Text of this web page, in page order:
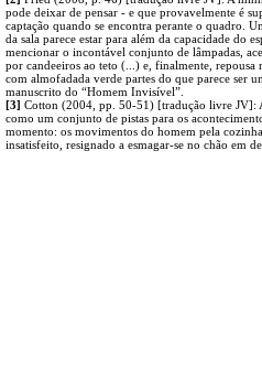
pode deixar de pensar - e que provavelmente é
captação quando se encontra perante o quadro.
da sala parece estar para além da capacidade do
mencionar o incontável conjunto de lâmpadas,
por candeeiros ao teto (...) e, finalmente, repousa
com almofadada verde partes do que parece ser
manuscrito do “Homem Invisível”.
[3] Cotton (2004, pp. 50-51) [tradução livre JV]:
como um conjunto de pistas para os
momento: os movimentos do homem pela cozinha
insatisfeito, resignado a esmagar-se no chão em